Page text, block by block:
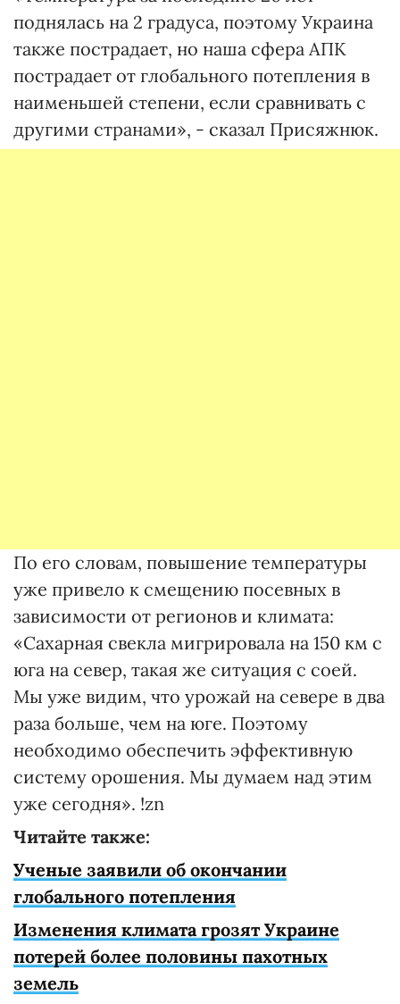
поднялась на 2 градуса, поэтому Украина
также пострадает, но наша сфера АПК
пострадает от глобального потепления в
наименьшей степени, если сравнивать с
другими странами», - сказал Присяжнюк.
По его словам, повышение температуры
уже привело к смещению посевных в
зависимости от регионов и климата:
«Сахарная свекла мигрировала на 150 км с
юга на север, такая же ситуация с соей.
Мы уже видим, что урожай на севере в два
раза больше, чем на юге. Поэтому
необходимо обеспечить эффективную
систему орошения. Мы думаем над этим
уже сегодня». !zn
Читайте также:
Ученые заявили об окончании
глобального потепления
Изменения климата грозят Украине
потерей более половины пахотных
земель